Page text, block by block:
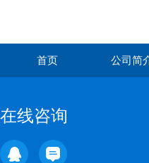
首页 公司简
在线咨询